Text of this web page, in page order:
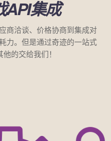
API集成
商洽谈、价格协商到集成对
力。但是通过奇迹的一站式
的交给我们！